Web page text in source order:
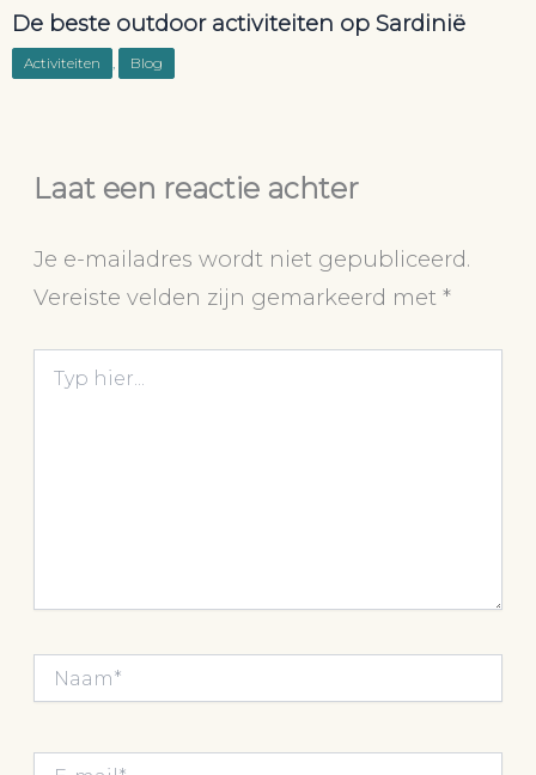
De beste outdoor activiteiten op Sardinië
Activiteiten , Blog
Laat een reactie achter
Je e-mailadres wordt niet gepubliceerd.
Vereiste velden zijn gemarkeerd met*
hier...